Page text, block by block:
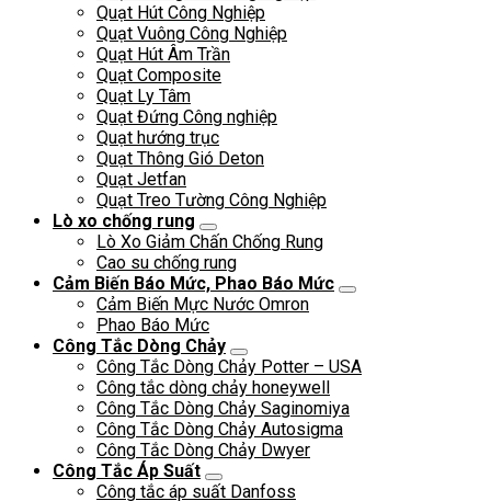
Quạt Hút Công Nghiệp
Quạt Vuông Công Nghiệp
Quạt Hút Âm Trần
Quạt Composite
Quạt Ly Tâm
Quạt Đứng Công nghiệp
Quạt hướng trục
Quạt Thông Gió Deton
Quạt Jetfan
Quạt Treo Tường Công Nghiệp
Lò xo chống rung
Lò Xo Giảm Chấn Chống Rung
Cao su chống rung
Cảm Biến Báo Mức, Phao Báo Mức
Cảm Biến Mực Nước Omron
Phao Báo Mức
Công Tắc Dòng Chảy
Công Tắc Dòng Chảy Potter – USA
Công tắc dòng chảy honeywell
Công Tắc Dòng Chảy Saginomiya
Công Tắc Dòng Chảy Autosigma
Công Tắc Dòng Chảy Dwyer
Công Tắc Áp Suất
Công tắc áp suất Danfoss